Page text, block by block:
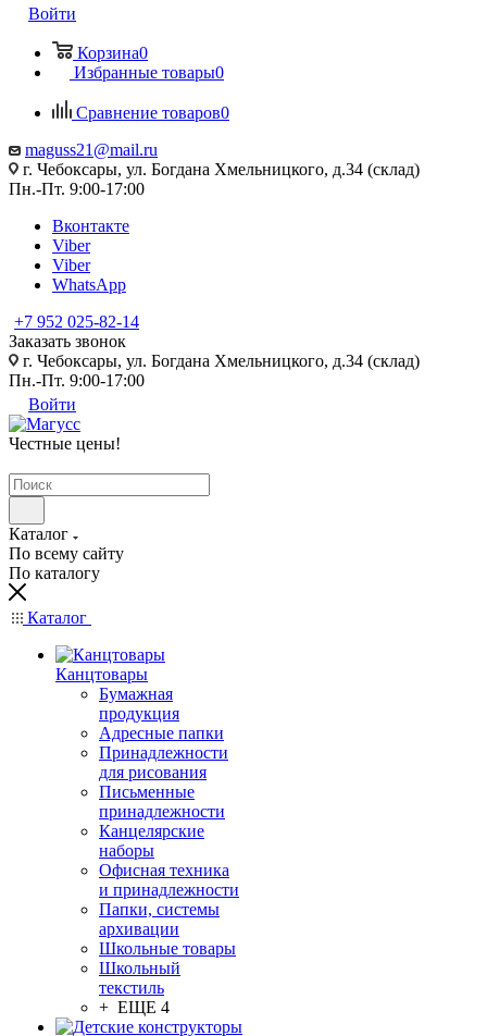
Войти
Корзина0
Избранные товары0
Сравнение товаров0
maguss21@mail.ru
г. Чебоксары, ул. Богдана Хмельницкого, д.34 (склад)
Пн.-Пт. 9:00-17:00
Вконтакте
Viber
Viber
WhatsApp
+7 952 025-82-14
Заказать звонок
г. Чебоксары, ул. Богдана Хмельницкого, д.34 (склад)
Пн.-Пт. 9:00-17:00
Войти
Честные цены!
Каталог
По всему сайту
По каталогу
Каталог
Канцтовары
Бумажная
продукция
Адресные папки
Принадлежности
для рисования
Письменные
принадлежности
Канцелярские
наборы
Офисная техника
и принадлежности
Папки, системы
архивации
Школьные товары
Школьный
текстиль
+ ЕЩЕ 4